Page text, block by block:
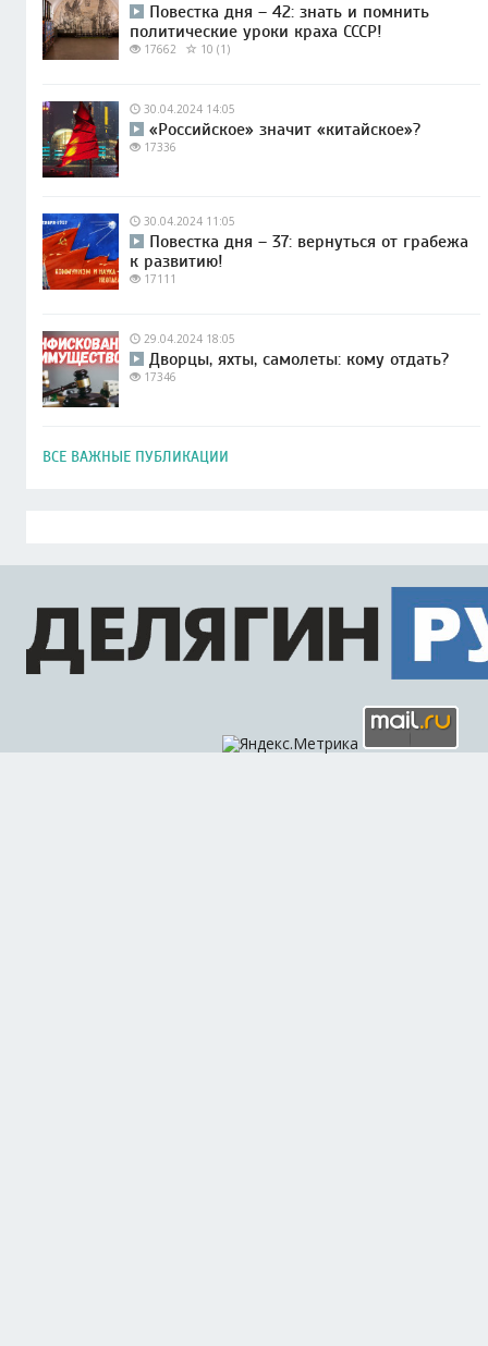
Повестка дня – 42: знать и помнить
политические уроки краха СССР!
17662 10 (1)
30.04.2024 14:05
«Российское» значит «китайское»?
17336
30.04.2024 11:05
Повестка дня – 37: вернуться от грабежа
к развитию!
17111
29.04.2024 18:05
Дворцы, яхты, самолеты: кому отдать?
17346
ВСЕ ВАЖНЫЕ ПУБЛИКАЦИИ